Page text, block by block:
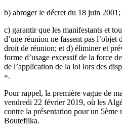
b) abroger le décret du 18 juin 2001;
c) garantir que les manifestants et
d’une réunion ne fassent pas
droit de réunion; et d) éliminer et
forme d’usage excessif de la force
de l’application de la loi lors des
».
Pour rappel, la première vague de
vendredi 22 février 2019, où les
contre la présentation pour un
Bouteflika.